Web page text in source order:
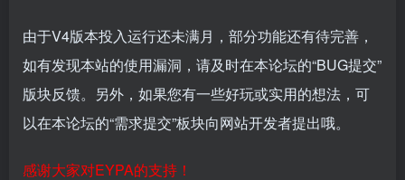
由于V4版本投入运行还未满月，部分功能还有待完善，
如有发现本站的使用漏洞，请及时在本论坛的“BUG提交”
版块反馈。另外，如果您有一些好玩或实用的想法，可
以在本论坛的“需求提交”板块向网站开发者提出哦。
感谢大家对EYPA的支持！